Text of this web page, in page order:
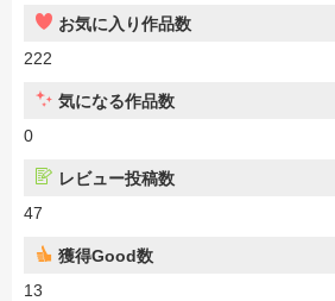
お気に入り作品数
222
気になる作品数
0
レビュー投稿数
47
獲得Good数
13